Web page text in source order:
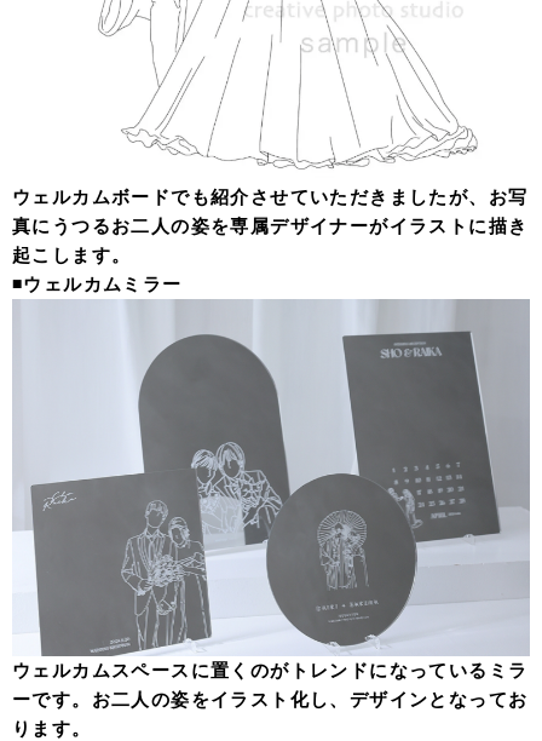
ウェルカムボードでも紹介させていただきましたが、お写
真にうつるお二人の姿を専属デザイナーがイラストに描き
起こします。
◾️ウェルカムミラー
ウェルカムスペースに置くのがトレンドになっているミラ
ーです。お二人の姿をイラスト化し、デザインとなってお
ります。